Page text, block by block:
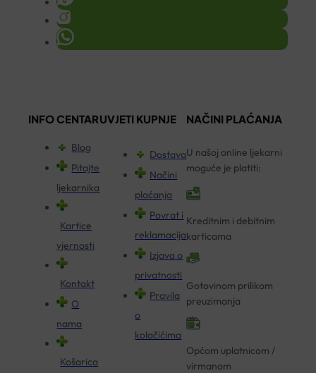
INFO CENTAR
Blog
Pitajte
ljekarnika
Kartice
vjernosti
Kontakt
O
nama
Košarica
UVJETI KUPNJE
Dostava
Načini
plaćanja
Povrat i
reklamacija
Izjava o
privatnosti
Pravila
o
kolačićima
NAČINI PLAĆANJA
U našoj online ljekarni
moguće je platiti:
Kreditnim i debitnim
karticama
Gotovinom prilikom
preuzimanja
Općom uplatnicom /
virmanom